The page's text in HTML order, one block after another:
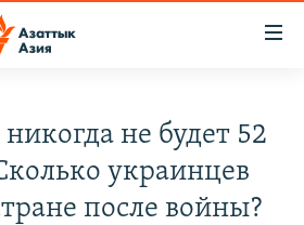
не будет 52
украинцев
после войны?